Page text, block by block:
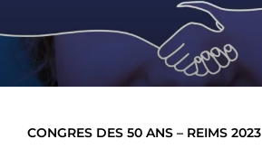
CONGRES DES 50 ANS – REIMS 2023